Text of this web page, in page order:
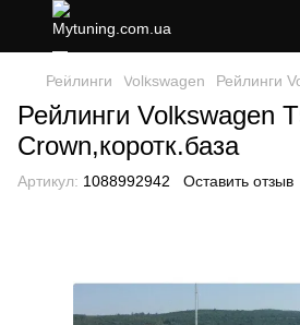
Рейлинги Volkswagen Рейлинги
Рейлинги Volkswagen
Crown,коротк.база
Артикул: 1088992942 Оставить отзыв